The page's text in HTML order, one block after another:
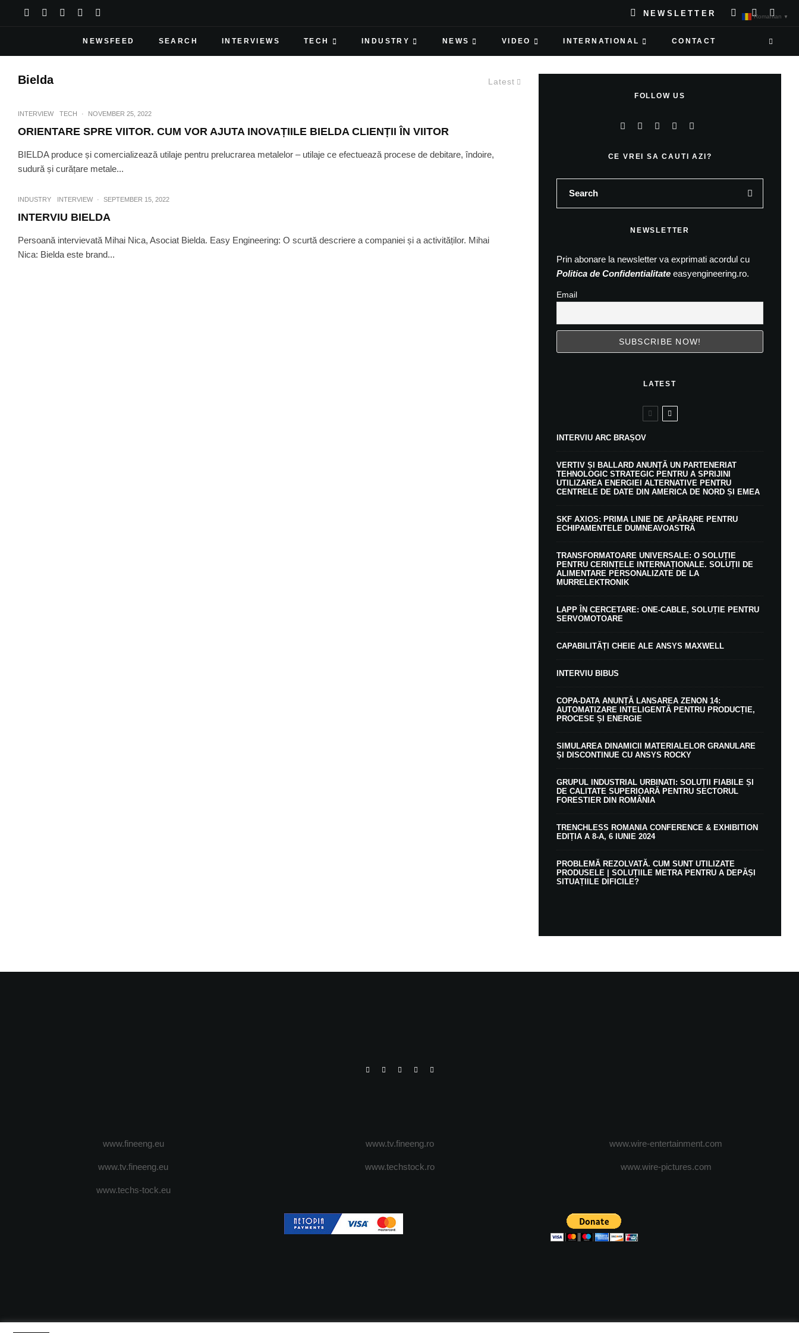
NEWSLETTER
NEWSFEED SEARCH INTERVIEWS TECH INDUSTRY NEWS VIDEO INTERNATIONAL CONTACT
Latest
Bielda
INTERVIEW TECH · NOVEMBER 25, 2022
ORIENTARE SPRE VIITOR. CUM VOR AJUTA INOVAȚIILE BIELDA CLIENȚII ÎN VIITOR
BIELDA produce și comercializează utilaje pentru prelucrarea metalelor – utilaje ce efectuează procese de debitare, îndoire,
sudură și curățare metale...
INDUSTRY INTERVIEW · SEPTEMBER 15, 2022
INTERVIU BIELDA
Persoană intervievată Mihai Nica, Asociat Bielda. Easy Engineering: O scurtă descriere a companiei și a activităților. Mihai
Nica: Bielda este brand...
FOLLOW US
CE VREI SA CAUTI AZI?
NEWSLETTER
Prin abonare la newsletter va exprimati acordul cu
Politica de Confidentialitate easyengineering.ro.
Email
LATEST
INTERVIU ARC BRAȘOV
VERTIV ȘI BALLARD ANUNȚĂ UN PARTENERIAT
TEHNOLOGIC STRATEGIC PENTRU A SPRIJINI
UTILIZAREA ENERGIEI ALTERNATIVE PENTRU
CENTRELE DE DATE DIN AMERICA DE NORD ȘI EMEA
SKF AXIOS: PRIMA LINIE DE APĂRARE PENTRU
ECHIPAMENTELE DUMNEAVOASTRĂ
TRANSFORMATOARE UNIVERSALE: O SOLUȚIE
PENTRU CERINȚELE INTERNAȚIONALE. SOLUȚII DE
ALIMENTARE PERSONALIZATE DE LA
MURRELEKTRONIK
LAPP ÎN CERCETARE: ONE-CABLE, SOLUȚIE PENTRU
SERVOMOTOARE
CAPABILITĂȚI CHEIE ALE ANSYS MAXWELL
INTERVIU BIBUS
COPA-DATA ANUNȚĂ LANSAREA ZENON 14:
AUTOMATIZARE INTELIGENTĂ PENTRU PRODUCȚIE,
PROCESE ȘI ENERGIE
SIMULAREA DINAMICII MATERIALELOR GRANULARE
ȘI DISCONTINUE CU ANSYS ROCKY
GRUPUL INDUSTRIAL URBINATI: SOLUȚII FIABILE ȘI
DE CALITATE SUPERIOARĂ PENTRU SECTORUL
FORESTIER DIN ROMÂNIA
TRENCHLESS ROMANIA CONFERENCE & EXHIBITION
EDIȚIA A 8-A, 6 IUNIE 2024
PROBLEMĂ REZOLVATĂ. CUM SUNT UTILIZATE
PRODUSELE | SOLUȚIILE METRA PENTRU A DEPĂȘI
SITUAȚIILE DIFICILE?
www.fineeng.eu
www.tv.fineeng.eu
www.techs-tock.eu
www.tv.fineeng.ro
www.techstock.ro
www.wire-entertainment.com
www.wire-pictures.com
Romanian ▼